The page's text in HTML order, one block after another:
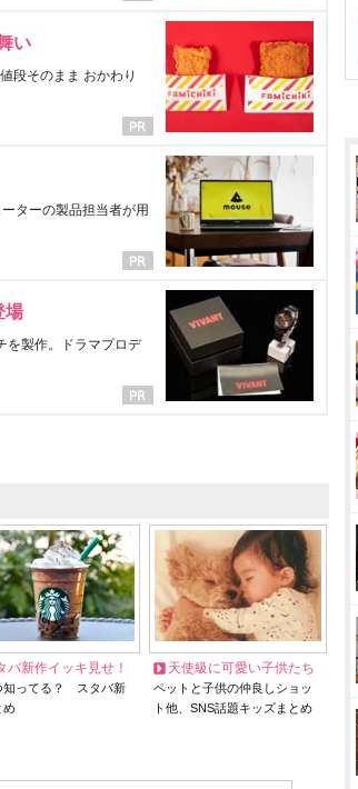
い
段そのまま おかわり
ターの製品担当者が用
場
を製作。ドラマプロデ
バ新作イッキ見せ！
知ってる？ スタバ新
め
天使級に可愛い子供たち
ペットと子供の仲良しショッ
ト他、SNS話題キッズまとめ